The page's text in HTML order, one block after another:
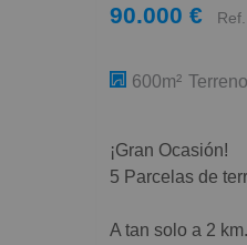
90.000 €
600m²
¡Gran Ocasión!
5 Parcelas de
A tan solo a 2